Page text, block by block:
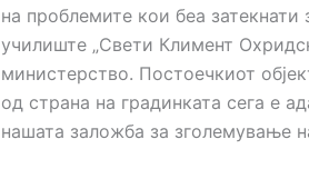
на проблемите кои беа затекнати
училиште „Свети Климент
министерство. Постоечкиот
од страна на градинката сега е
нашата заложба за зголемување